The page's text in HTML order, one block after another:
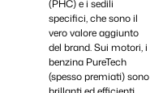
(PHC) e i sedili
specifici, che sono il
vero valore aggiunto
del brand. Sui motori, i
benzina PureTech
(spesso premiati) sono